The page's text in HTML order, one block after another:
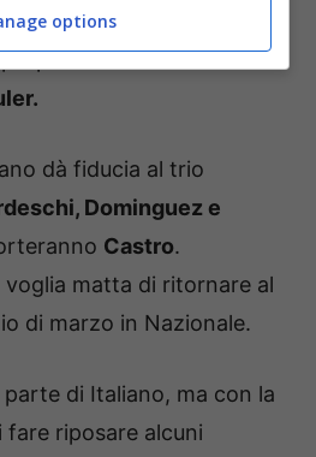
A centrocampo il
il duo visto con il
dà fiducia al trio
Dominguez e
Castro.
voglia matta di ritornare al
di marzo in Nazionale.
di Italiano, ma con la
riposare alcuni
options